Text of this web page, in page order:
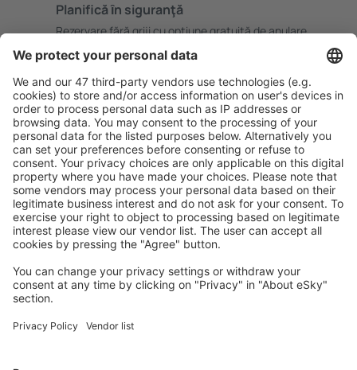
Planifică ȋn siguranţă
Rezervare fără griji cu opțiune gratuită de anulare.
Economiseşte mai mult
Prețuri atractive și oferte speciale pentru utilizatorii
conectați.
Cazarea preferată
Alege din peste 1,3 mil. de opţiuni: hoteluri, cabane,
apartamente și altele.
Cele mai căutate cazări de către utilizatorii eSky
Cazare în Africa de Sud - Orașe populare